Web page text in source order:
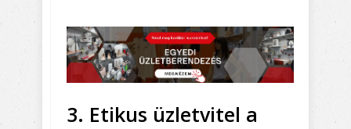
3. Etikus üzletvitel a